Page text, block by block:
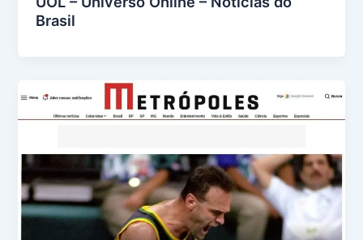
Brasil